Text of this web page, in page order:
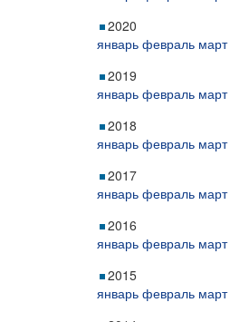
2020
январь февраль март
2019
январь февраль март
2018
январь февраль март
2017
январь февраль март
2016
январь февраль март
2015
январь февраль март